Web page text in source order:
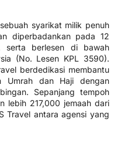
syarikat milik penuh
diperbadankan pada 12
serta berlesen di bawah
(No. Lesen KPL 3590).
berdedikasi membantu
Umrah dan Haji dengan
Sepanjang tempoh
lebih 217,000 jemaah dari
Travel antara agensi yang